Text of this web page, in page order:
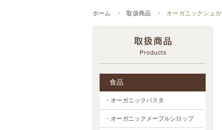
ホーム >取扱商品 > オーガニックシュガ
食品
・オーガニックパスタ
・オーガニックメープルシロップ